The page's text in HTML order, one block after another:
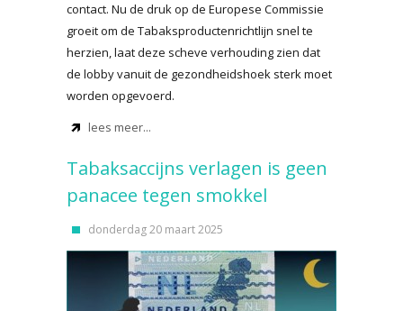
contact. Nu de druk op de Europese Commissie
groeit om de Tabaksproductenrichtlijn snel te
herzien, laat deze scheve verhouding zien dat
de lobby vanuit de gezondheidshoek sterk moet
worden opgevoerd.
lees meer...
Tabaksaccijns verlagen is geen
panacee tegen smokkel
donderdag 20 maart 2025